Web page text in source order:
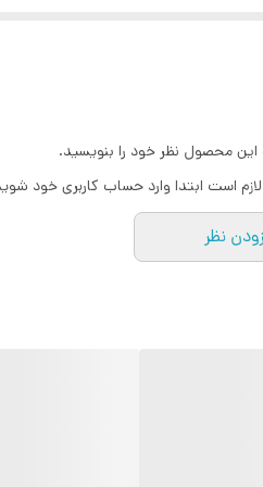
این محصول نظر خود را بنویسید.
لازم است ابتدا وارد حساب کاربری خود
نظر